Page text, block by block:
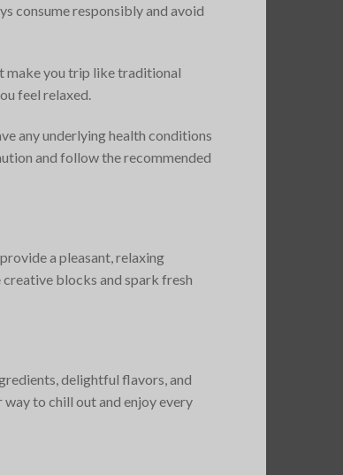
consume responsibly and avoid
make you trip like traditional
feel relaxed​.
any underlying health conditions
and follow the recommended
a pleasant, relaxing
blocks and spark fresh
delightful flavors, and
to chill out and enjoy every